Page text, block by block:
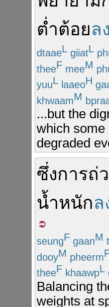
ต่ำต้อยล
dtaaeL giiatL
theeF meeM
yuuL laaeoH
khwaamM
...but the
which
degraded
ซึ่งการถ่
น้ำหนักล
seungF gaanM
dooyM pheerm
theeF khaawpL
Balancing
weights at